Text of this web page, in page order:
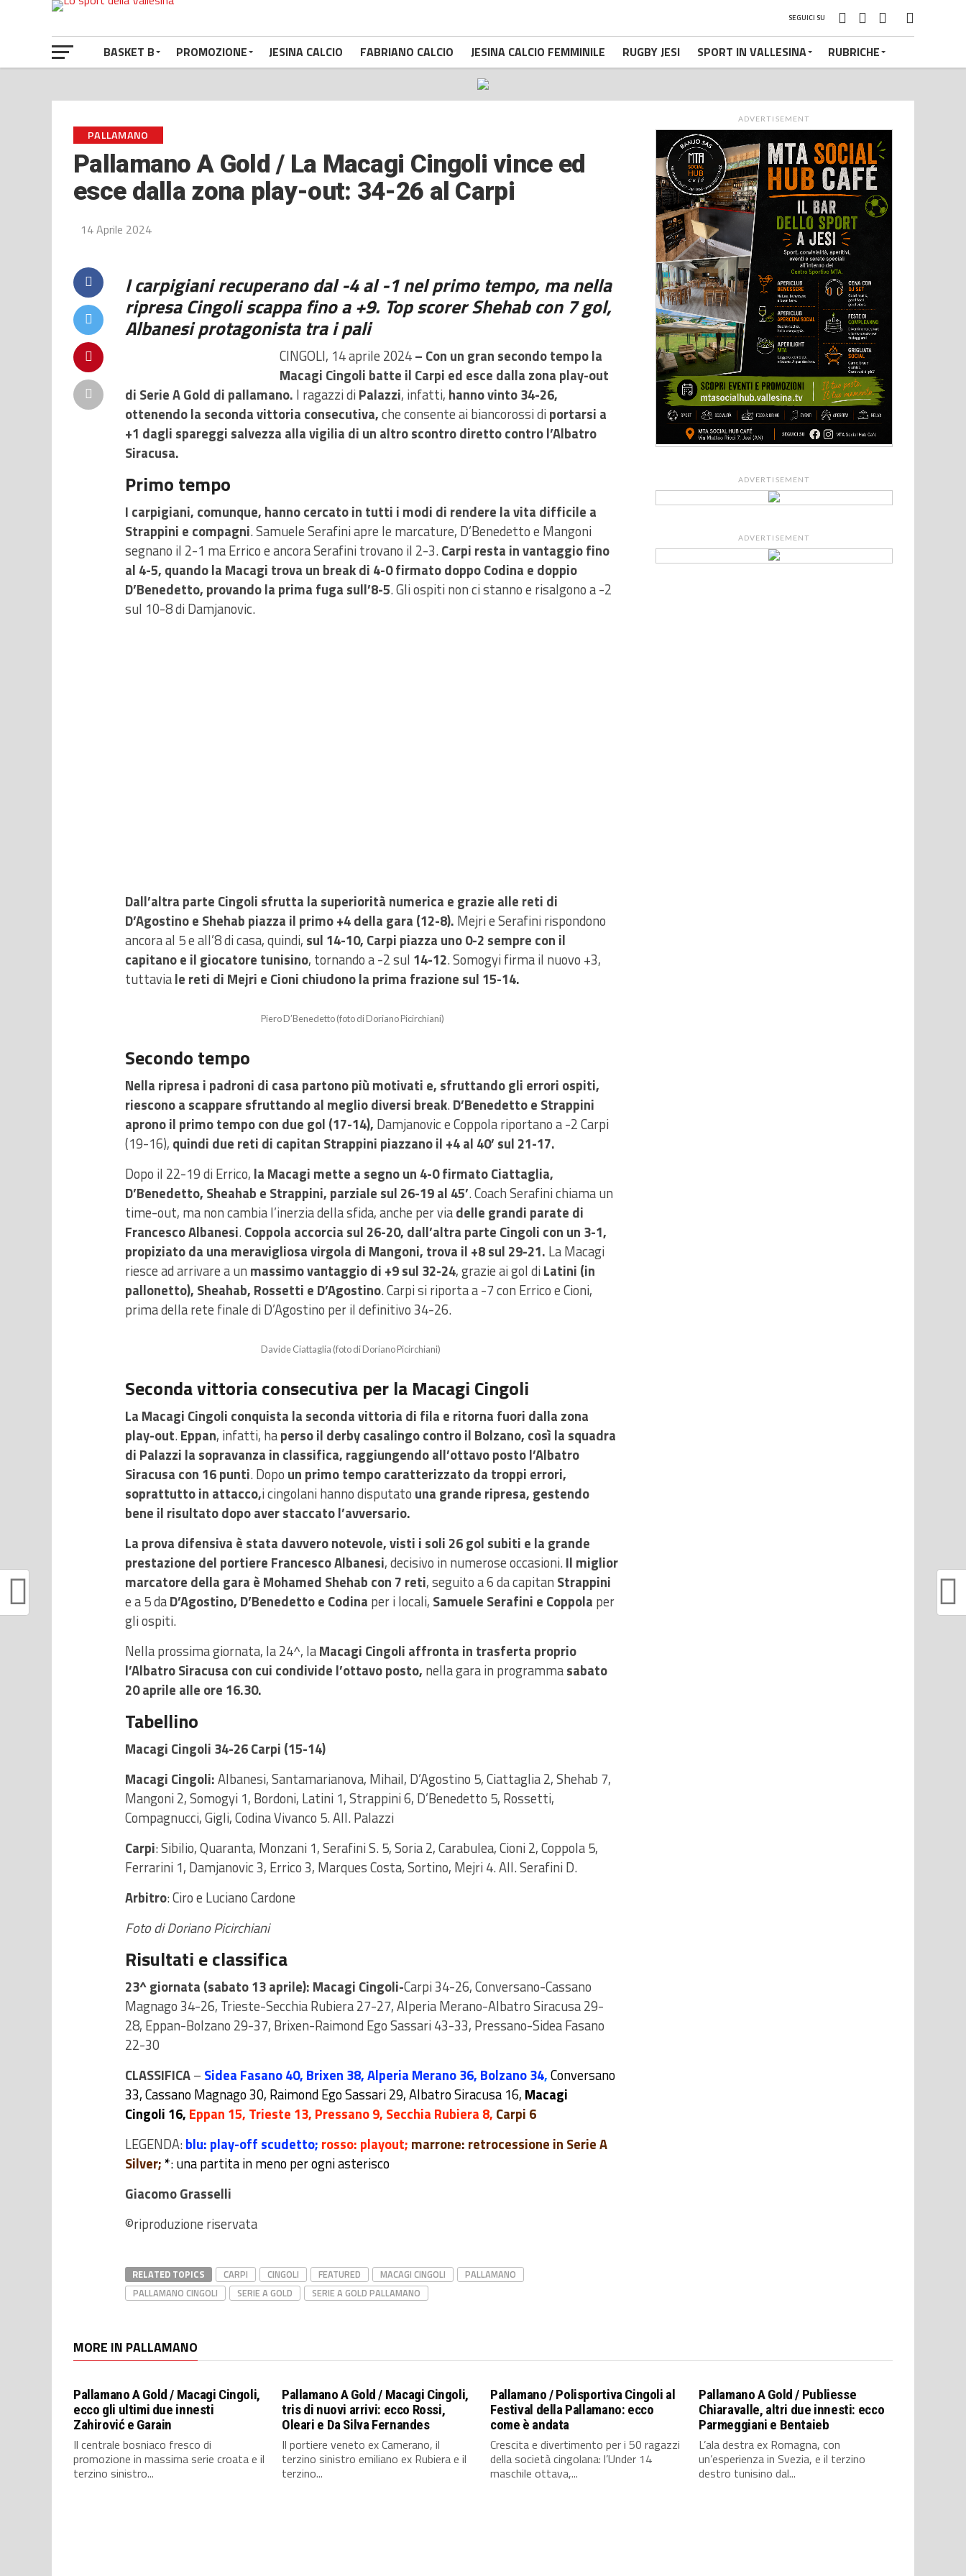
SEGUICI SU
BASKET B PROMOZIONE JESINA CALCIO FABRIANO CALCIO JESINA CALCIO FEMMINILE RUGBY JESI SPORT IN VALLESINA RUBRICHE
PALLAMANO
Pallamano A Gold / La Macagi Cingoli vince ed
esce dalla zona play-out: 34-26 al Carpi
14 Aprile 2024
I carpigiani recuperano dal -4 al -1 nel primo tempo, ma nella
ripresa Cingoli scappa fino a +9. Top scorer Shehab con 7 gol,
Albanesi protagonista tra i pali
CINGOLI, 14 aprile 2024– Con un gran secondo tempo la
Macagi Cingoli batte il Carpi ed esce dalla zona play-out
di Serie A Gold di pallamano. I ragazzi diPalazzi, infatti, hanno vinto 34-26,
ottenendo la seconda vittoria consecutiva,che consente ai biancorossi diportarsi a
+1 dagli spareggi salvezza alla vigilia di un altro scontro diretto contro l’Albatro
Siracusa.
Primo tempo
I carpigiani, comunque, hanno cercato in tutti i modi di rendere la vita difficile a
Strappini e compagni. Samuele Serafini apre le marcature, D’Benedetto e Mangoni
segnano il 2-1 ma Errico e ancora Serafini trovano il 2-3.Carpi resta in vantaggio fino
al 4-5, quando la Macagi trova un break di 4-0 firmato doppo Codina e doppio
D’Benedetto, provando la prima fuga sull’8-5. Gli ospiti non ci stanno e risalgono a -2
sul 10-8 di Damjanovic.
Dall’altra parte Cingoli sfrutta la superiorità numerica e grazie alle reti di
D’Agostino e Shehab piazza il primo +4 della gara (12-8). Mejri e Serafini rispondono
ancora al 5 e all’8 di casa, quindi, sul 14-10, Carpi piazza uno 0-2 sempre con il
capitano e il giocatore tunisino, tornando a -2 sul 14-12. Somogyi firma il nuovo +3,
tuttaviale reti di Mejri e Cioni chiudono la prima frazione sul 15-14.
Piero D’Benedetto (foto di Doriano Picirchiani)
Secondo tempo
Nella ripresa i padroni di casa partono più motivati e, sfruttando gli errori ospiti,
riescono a scappare sfruttando al meglio diversi break.D’Benedetto e Strappini
aprono il primo tempo con due gol (17-14), Damjanovic e Coppola riportano a -2 Carpi
(19-16), quindi due reti di capitan Strappini piazzano il +4 al 40’ sul 21-17.
Dopo il 22-19 di Errico, la Macagi mette a segno un 4-0 firmato Ciattaglia,
D’Benedetto, Sheahab e Strappini, parziale sul 26-19 al 45’. Coach Serafini chiama un
time-out, ma non cambia l’inerzia della sfida, anche per viadelle grandi parate di
Francesco Albanesi.Coppola accorcia sul 26-20, dall’altra parte Cingoli con un 3-1,
propiziato da una meravigliosa virgola di Mangoni, trova il +8 sul 29-21. La Macagi
riesce ad arrivare a un massimo vantaggio di +9 sul 32-24, grazie ai gol diLatini (in
pallonetto), Sheahab, Rossetti e D’Agostino. Carpi si riporta a -7 con Errico e Cioni,
prima della rete finale di D’Agostino per il definitivo 34-26.
Davide Ciattaglia (foto di Doriano Picirchiani)
Seconda vittoria consecutiva per la Macagi Cingoli
La Macagi Cingoli conquista la seconda vittoria di fila e ritorna fuori dalla zona
play-out.Eppan, infatti, haperso il derby casalingo contro il Bolzano, così la squadra
di Palazzi la sopravanza in classifica, raggiungendo all’ottavo posto l’Albatro
Siracusa con 16 punti. Dopo un primo tempo caratterizzato da troppi errori,
soprattutto in attacco,i cingolani hanno disputato una grande ripresa, gestendo
bene il risultato dopo aver staccato l’avversario.
La prova difensiva è stata davvero notevole, visti i soli 26 gol subiti e la grande
prestazione del portiere Francesco Albanesi, decisivo in numerose occasioni.Il miglior
marcatore della gara è Mohamed Shehab con 7 reti, seguito a 6 da capitan Strappini
e a 5 daD’Agostino, D’Benedetto e Codina per i locali, Samuele Serafini e Coppola per
gli ospiti.
Nella prossima giornata, la 24^, laMacagi Cingoli affronta in trasferta proprio
l’Albatro Siracusa con cui condivide l’ottavo posto, nella gara in programmasabato
20 aprile alle ore 16.30.
Tabellino
Macagi Cingoli 34-26 Carpi (15-14)
Macagi Cingoli:Albanesi, Santamarianova, Mihail, D’Agostino 5, Ciattaglia 2, Shehab 7,
Mangoni 2, Somogyi 1, Bordoni, Latini 1, Strappini 6, D’Benedetto 5, Rossetti,
Compagnucci, Gigli, Codina Vivanco 5. All. Palazzi
Carpi: Sibilio, Quaranta, Monzani 1, Serafini S. 5, Soria 2, Carabulea, Cioni 2, Coppola 5,
Ferrarini 1, Damjanovic 3, Errico 3, Marques Costa, Sortino, Mejri 4. All. Serafini D.
Arbitro: Ciro e Luciano Cardone
Foto di Doriano Picirchiani
Risultati e classifica
23^ giornata (sabato 13 aprile): Macagi Cingoli-Carpi 34-26, Conversano-Cassano
Magnago 34-26, Trieste-Secchia Rubiera 27-27, Alperia Merano-Albatro Siracusa 29-
28, Eppan-Bolzano 29-37, Brixen-Raimond Ego Sassari 43-33, Pressano-Sidea Fasano
22-30
CLASSIFICA– Sidea Fasano 40, Brixen 38, Alperia Merano 36, Bolzano 34,Conversano
33, Cassano Magnago 30, Raimond Ego Sassari 29, Albatro Siracusa 16, Macagi
Cingoli 16, Eppan 15, Trieste 13, Pressano 9, Secchia Rubiera 8, Carpi 6
LEGENDA:blu: play-off scudetto; rosso: playout; marrone: retrocessione in Serie A
Silver;*: una partita in meno per ogni asterisco
Giacomo Grasselli
©riproduzione riservata
RELATED TOPICS CARPI CINGOLI FEATURED MACAGI CINGOLI
PALLAMANO
PALLAMANO CINGOLI
SERIE A GOLD SERIE A GOLD PALLAMANO
ADVERTISEMENT
ADVERTISEMENT
ADVERTISEMENT
MORE IN PALLAMANO
Pallamano A Gold / Macagi Cingoli,
ecco gli ultimi due innesti
Zahirović e Garain
Il centrale bosniaco fresco di
promozione in massima serie croata e il
terzino sinistro...
Pallamano A Gold / Macagi Cingoli,
tris di nuovi arrivi: ecco Rossi,
Oleari e Da Silva Fernandes
Il portiere veneto ex Camerano, il
terzino sinistro emiliano ex Rubiera e il
terzino...
Pallamano / Polisportiva Cingoli al
Festival della Pallamano: ecco
come è andata
Crescita e divertimento per i 50 ragazzi
della società cingolana: l’Under 14
maschile ottava,...
Pallamano A Gold / Publiesse
Chiaravalle, altri due innesti: ecco
Parmeggiani e Bentaieb
L’ala destra ex Romagna, con
un’esperienza in Svezia, e il terzino
destro tunisino dal...